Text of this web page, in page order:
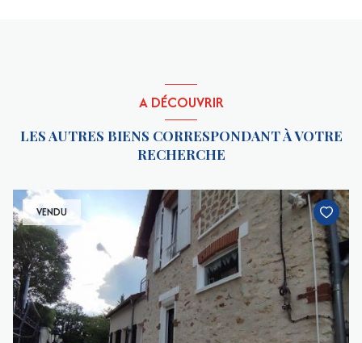
A DÉCOUVRIR
LES AUTRES BIENS CORRESPONDANT À VOTRE
RECHERCHE
VENDU